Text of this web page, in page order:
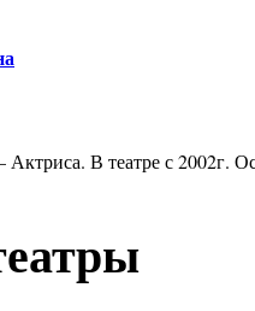
Актриса. В театре с 2002г.